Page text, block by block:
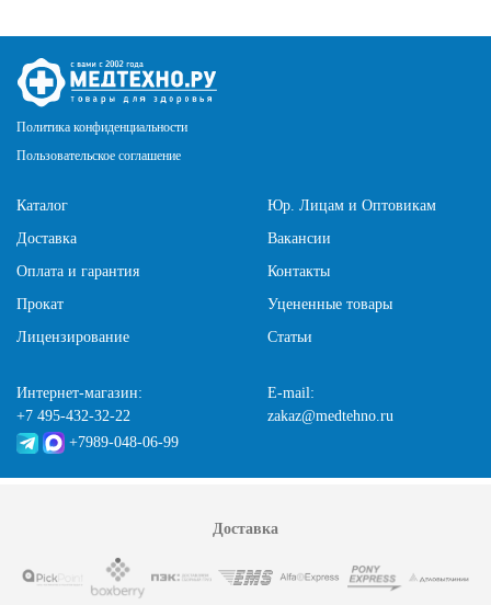
Политика конфиденциальности
Пользовательское соглашение
Каталог
Доставка
Оплата и гарантия
Прокат
Лицензирование
Юр. Лицам и Оптовикам
Вакансии
Контакты
Уцененные товары
Статьи
Интернет-магазин:
+7 495-432-32-22
+7989-048-06-99
E-mail:
zakaz@medtehno.ru
Доставка